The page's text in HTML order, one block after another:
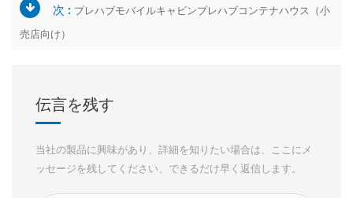
次 : プレハブモバイルキャビンプレハブコンテナハウス（小
売店向け）
伝言を残す
当社の製品に興味があり、詳細を知りたい場合は、ここにメ
ッセージを残してください、できるだけ早く返信します。